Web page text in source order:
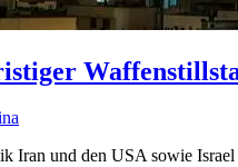
Iran und den USA sowie